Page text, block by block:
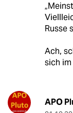
Russe
Ach,
sich
APO